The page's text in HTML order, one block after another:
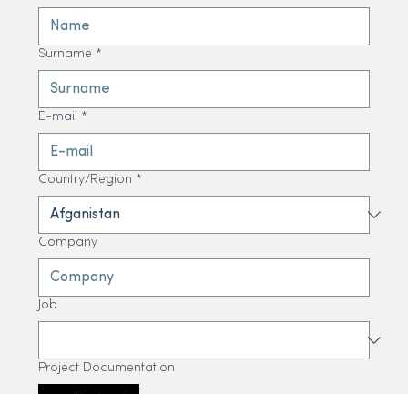
Surname *
E-mail *
Country/Region *
Company
Job
Project Documentation